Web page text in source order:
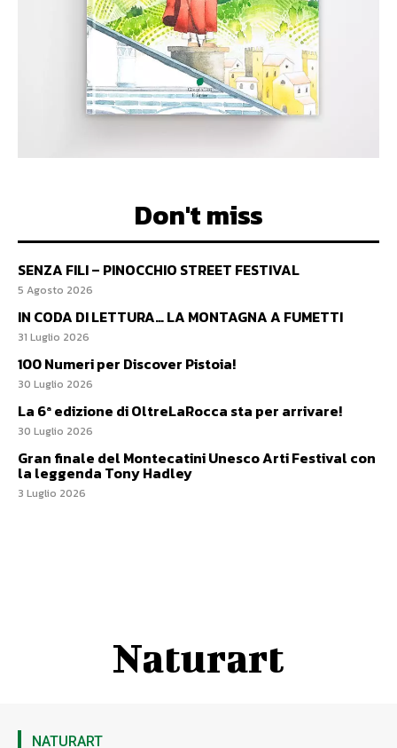
Don't miss
SENZA FILI – PINOCCHIO STREET FESTIVAL
5 Agosto 2026
IN CODA DI LETTURA… LA MONTAGNA A FUMETTI
31 Luglio 2026
100 Numeri per Discover Pistoia!
30 Luglio 2026
La 6ª edizione di OltreLaRocca sta per arrivare!
30 Luglio 2026
Gran finale del Montecatini Unesco Arti Festival con
la leggenda Tony Hadley
3 Luglio 2026
Naturart
NATURART